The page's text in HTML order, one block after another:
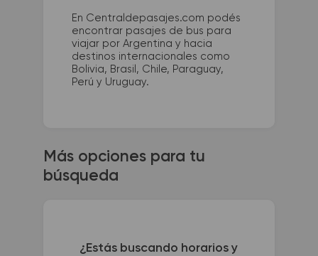
En Centraldepasajes.com podés
encontrar pasajes de bus para
viajar por Argentina y hacia
destinos internacionales como
Bolivia, Brasil, Chile, Paraguay,
Perú y Uruguay.
Más opciones para tu
búsqueda
¿Estás buscando horarios y